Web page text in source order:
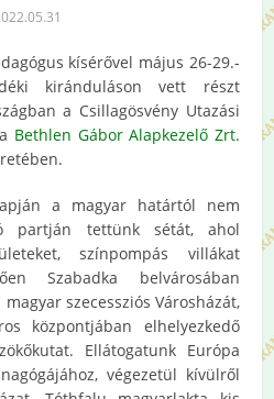
kísérővel május 26-29.-
kiránduláson vett részt
a Csillagösvény Utazási
Bethlen Gábor Alapkezelő Zrt.
a magyar határtól nem
partján tettünk sétát, ahol
színpompás villákat
Szabadka belvárosában
szecessziós Városházát,
központjában elhelyezkedő
Ellátogatunk Európa
végezetül kívülről